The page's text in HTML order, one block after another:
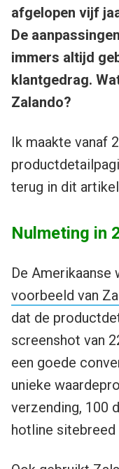
afgelopen vijf
De
immers altijd
klantgedrag.
Zalando?
Ik maakte vanaf
terug in dit
Nulmeting in
De Amerikaanse
voorbeeld van
dat de
screenshot van
een goede
unieke
verzending, 100
hotline sitebreed